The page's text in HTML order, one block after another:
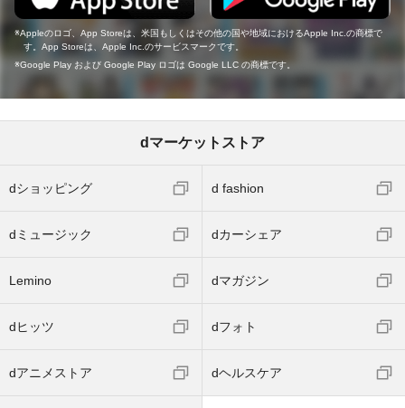
Appleのロゴ、App Storeは、米国もしくはその他の国や地域におけるApple Inc.の商標で
す。App Storeは、Apple Inc.のサービスマークです。
Google Play および Google Play ロゴは Google LLC の商標です。
dマーケットストア
dショッピング d fashion
dミュージック dカーシェア
Lemino dマガジン
dヒッツ dフォト
dアニメストア dヘルスケア